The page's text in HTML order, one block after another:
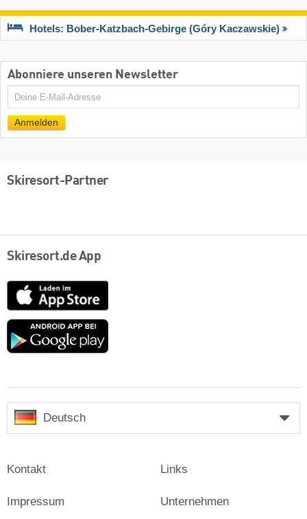
Hotels: Bober-Katzbach-Gebirge (Góry Kaczawskie)
Abonniere unseren Newsletter
E-
Anmelden
Skiresort-Partner
Skiresort.de App
App
Store
Google
Deutsch
Kontakt
Impressum
Links
Unternehmen